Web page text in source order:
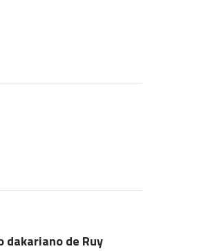
dakariano de Ruy